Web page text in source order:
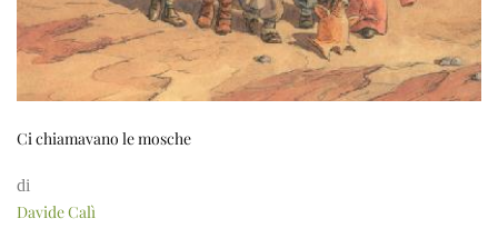
Ci chiamavano le mosche
di
Davide Calì